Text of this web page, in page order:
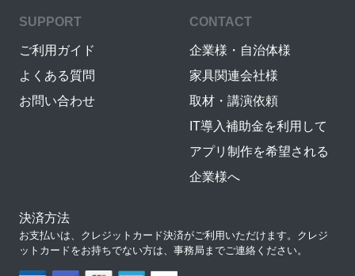
SUPPORT
ご利用ガイド
よくある質問
お問い合わせ
CONTACT
企業様・自治体様
家具関連会社様
取材・講演依頼
IT導入補助金を利用して
アプリ制作を希望される
企業様へ
決済方法
お支払いは、クレジットカード決済がご利用いただけます。クレジ
ットカードをお持ちでない方は、事務局までご連絡ください。